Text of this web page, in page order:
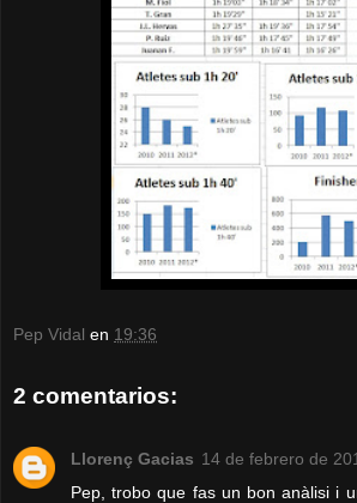
Pep Vidal en 19:36
2 comentarios:
Llorenç Gacias 14 de febrero de
Pep, trobo que fas un bon anàlisi i